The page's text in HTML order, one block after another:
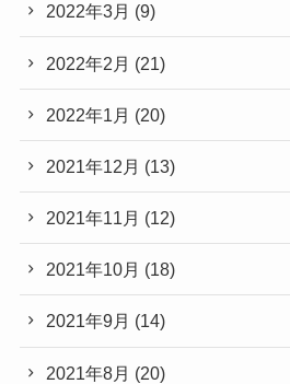
2022年3月 (9)
2022年2月 (21)
2022年1月 (20)
2021年12月 (13)
2021年11月 (12)
2021年10月 (18)
2021年9月 (14)
2021年8月 (20)